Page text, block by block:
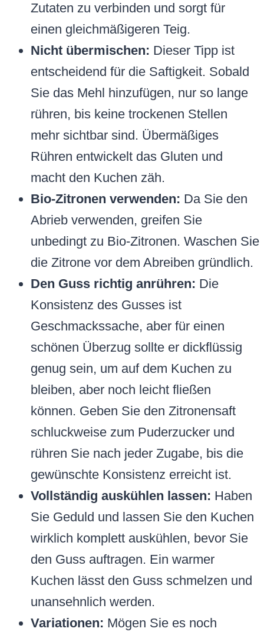
Zutaten zu verbinden und sorgt für
einen gleichmäßigeren Teig.
Nicht übermischen: Dieser Tipp ist
entscheidend für die Saftigkeit. Sobald
Sie das Mehl hinzufügen, nur so lange
rühren, bis keine trockenen Stellen
mehr sichtbar sind. Übermäßiges
Rühren entwickelt das Gluten und
macht den Kuchen zäh.
Bio-Zitronen verwenden: Da Sie den
Abrieb verwenden, greifen Sie
unbedingt zu Bio-Zitronen. Waschen Sie
die Zitrone vor dem Abreiben gründlich.
Den Guss richtig anrühren: Die
Konsistenz des Gusses ist
Geschmackssache, aber für einen
schönen Überzug sollte er dickflüssig
genug sein, um auf dem Kuchen zu
bleiben, aber noch leicht fließen
können. Geben Sie den Zitronensaft
schluckweise zum Puderzucker und
rühren Sie nach jeder Zugabe, bis die
gewünschte Konsistenz erreicht ist.
Vollständig auskühlen lassen: Haben
Sie Geduld und lassen Sie den Kuchen
wirklich komplett auskühlen, bevor Sie
den Guss auftragen. Ein warmer
Kuchen lässt den Guss schmelzen und
unansehnlich werden.
Variationen: Mögen Sie es noch